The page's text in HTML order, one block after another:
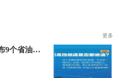
更多
汽车怎么开最省油？央视发布9个省油小妙招